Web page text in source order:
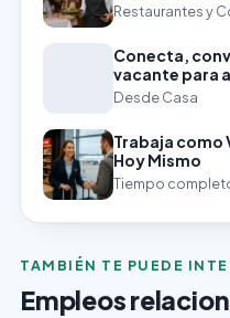
Restaurantes y
Conecta,
vacante para
Desde Casa
Trabaja como
Hoy Mismo
Tiempo
TAMBIÉN TE PUEDE
Empleos